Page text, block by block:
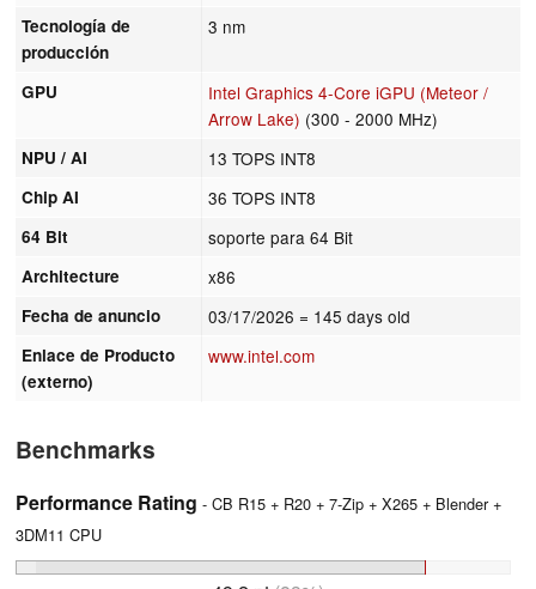
Tecnología de
producción
3 nm
GPU
Intel Graphics 4-Core iGPU (Meteor /
Arrow Lake) (300 - 2000 MHz)
NPU / AI 13 TOPS INT8
Chip AI 36 TOPS INT8
64 Bit soporte para 64 Bit
Architecture x86
Fecha de anuncio 03/17/2026 = 145 days old
Enlace de Producto
(externo)
www.intel.com
Benchmarks
Performance Rating - CB R15 + R20 + 7-Zip + X265 + Blender +
3DM11 CPU